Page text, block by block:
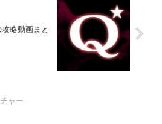
略動画まと
ャー